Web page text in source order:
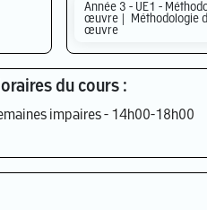
Année 3 - UE1 -
œuvre | Méthodologie
œuvre
du cours :
impaires - 14h00-18h00